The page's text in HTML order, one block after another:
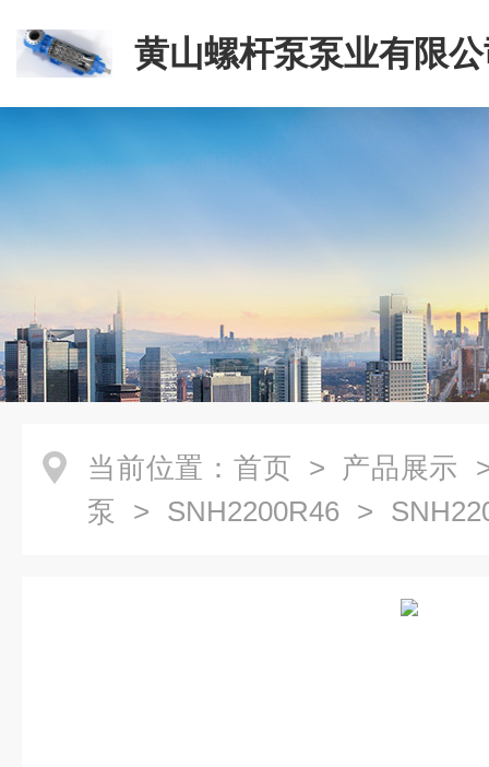
黄山螺杆泵泵业有限
当前位置： 首页 > 产品展示
泵 > SNH2200R46 >